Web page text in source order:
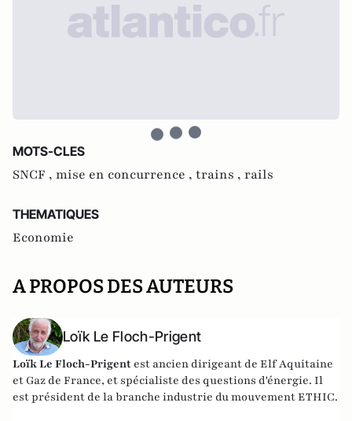
MOTS-CLES
SNCF , mise en concurrence , trains , rails
THEMATIQUES
Economie
A PROPOS DES AUTEURS
Loïk Le Floch-Prigent
Loïk Le Floch-Prigent est ancien dirigeant de Elf Aquitaine
et Gaz de France, et spécialiste des questions d'énergie. Il
est président de la branche industrie du mouvement ETHIC.